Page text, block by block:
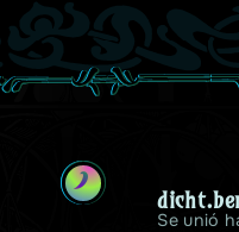
D
Se unió